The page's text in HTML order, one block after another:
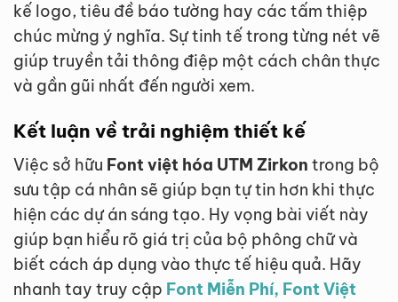
kế logo, tiêu đề báo tường hay các tấm thiệp
chúc mừng ý nghĩa. Sự tinh tế trong từng nét vẽ
giúp truyền tải thông điệp một cách chân thực
và gần gũi nhất đến người xem.
Kết luận về trải nghiệm thiết kế
Việc sở hữu Font việt hóa UTM Zirkon trong bộ
sưu tập cá nhân sẽ giúp bạn tự tin hơn khi thực
hiện các dự án sáng tạo. Hy vọng bài viết này
giúp bạn hiểu rõ giá trị của bộ phông chữ và
biết cách áp dụng vào thực tế hiệu quả. Hãy
nhanh tay truy cập Font Miễn Phí, Font Việt